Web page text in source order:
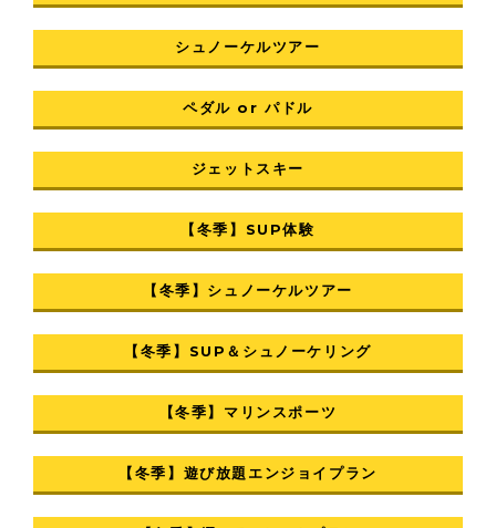
シュノーケルツアー
ペダル or パドル
ジェットスキー
【冬季】SUP体験
【冬季】シュノーケルツアー
【冬季】SUP＆シュノーケリング
【冬季】マリンスポーツ
【冬季】遊び放題エンジョイプラン